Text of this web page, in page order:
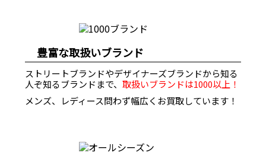
豊富な取扱いブランド
ストリートブランドやデザイナーズブランドから知る
人ぞ知るブランドまで、取扱いブランドは1000以上！
メンズ、レディース問わず幅広くお買取しています！